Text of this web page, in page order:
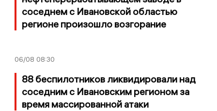
соседнем с Ивановской областью
регионе произошло возгорание
06/08 08:30
88 беспилотников ликвидировали над
соседним с Ивановским регионом за
время массированной атаки